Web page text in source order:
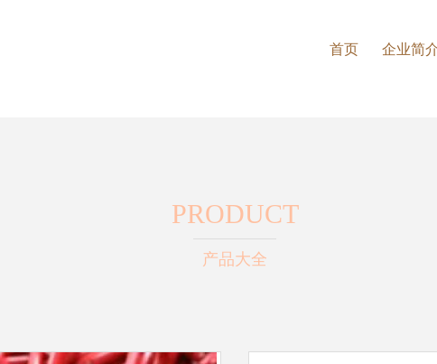
首页 企业简
PRODUCT
产品大全